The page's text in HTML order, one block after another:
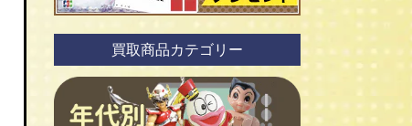
買取商品カテゴリー